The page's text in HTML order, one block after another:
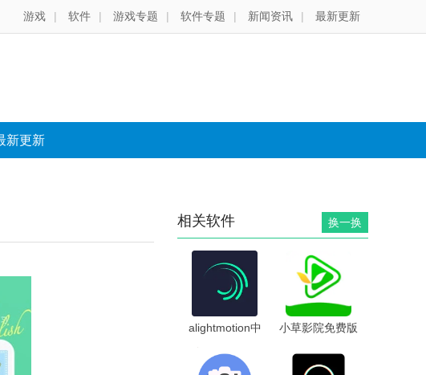
游戏 | 软件 | 游戏专题 | 软件专题 | 新闻资讯 | 最新更新
新更新
换一换
相关软件
alightmotion中
小草影院免费版